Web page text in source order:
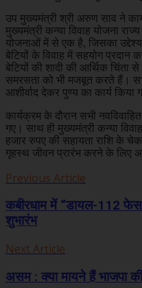
उप मुख्यमंत्री श्री अरुण साव ने
मुख्यमंत्री कन्या विवाह योजना
योजनाओं में से एक है, जिसका
बेटियों के विवाह में सहयोग प्रदान
बेटियों की शादी की आर्थिक चिंता
समरसता को भी मजबूत करते हैं।
आशीर्वाद देकर पुण्य का कार्य किया
कार्यक्रम के दौरान सभी
गए। साथ ही मुख्यमंत्री कन्या
हजार रुपए की सहायता राशि के चेक
गृहस्थ जीवन प्रारंभ करने के लिए
Previous Article
कबीरधाम में “डायल-112
शुभारंभ
Next Article
असम : क्या मायने हैं भाजपा